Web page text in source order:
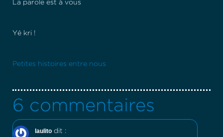
La parole est à vous
Yé kri !
Petites histoires entre nous
6 commentaires
laulito dit :